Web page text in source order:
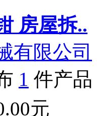
房屋拆..
有限公司
1 件产品
元